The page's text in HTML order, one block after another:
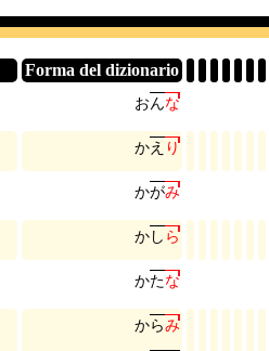
Forma del dizionario
おんな
かえ り
かがみ
かし ら
かたな
からみ